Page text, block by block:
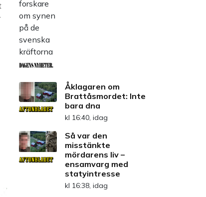
Åklagaren om
Brattåsmordet: Inte
bara dna
kl 16:40, idag
Så var den
misstänkte
mördarens liv –
ensamvarg med
statyintresse
kl 16:38, idag